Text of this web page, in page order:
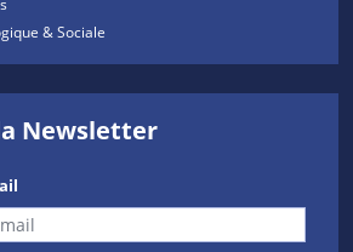
& Sociale
Newsletter